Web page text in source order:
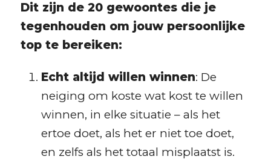
Dit zijn de 20 gewoontes die je
tegenhouden om jouw persoonlijke
top te bereiken:
Echt altijd willen winnen: De
neiging om koste wat kost te willen
winnen, in elke situatie – als het
ertoe doet, als het er niet toe doet,
en zelfs als het totaal misplaatst is.